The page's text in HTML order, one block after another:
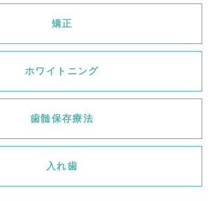
矯正
ホワイトニング
歯髄保存療法
入れ歯